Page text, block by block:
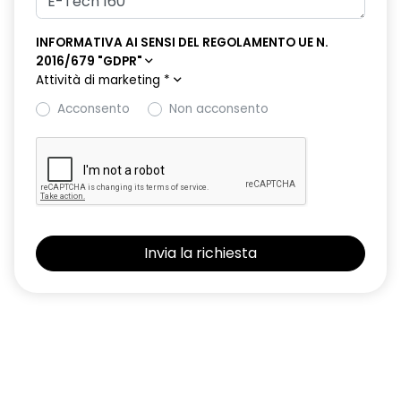
retrovisore interno elettrocromico frameless
retrovisori esterni elettrici riscaldabili e ripiegabili
elettricamente
shark antenna
sistema di frenata d'emergenza attiva con riconoscimento
pedoni, ciclisti e incroci
INFORMATIVA AI SENSI DEL REGOLAMENTO UE N.
2016/679 "GDPR"
Attività di marketing *
Acconsento
Non acconsento